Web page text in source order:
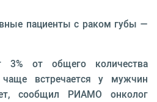
пациенты с раком губы —
3% от общего количества
встречается у мужчин
сообщил РИАМО онколог